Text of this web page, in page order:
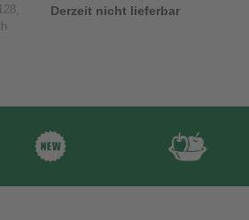
Derzeit nicht lieferbar